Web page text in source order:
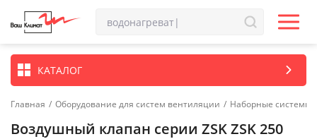
КАТАЛОГ
Главная / Оборудование для систем вентиляции / Наборные системы
Воздушный клапан серии ZSK ZSK 250